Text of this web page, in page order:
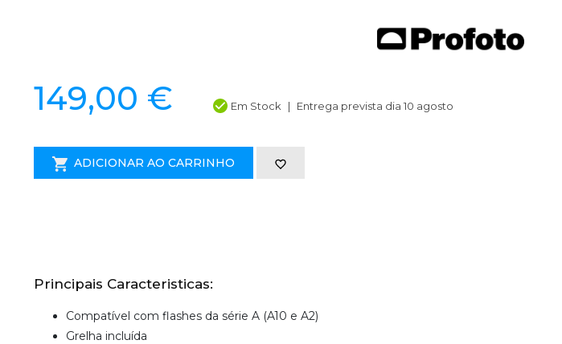
149,00 € Em Stock Entrega prevista dia 10 agosto
ADICIONAR AO CARRINHO
Principais Caracteristicas:
Compatível com flashes da série A (A10 e A2)
Grelha incluída